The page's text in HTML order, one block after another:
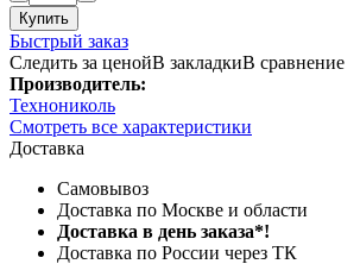
Купить
Быстрый заказ
Следить за ценойВ закладкиВ сравнение
Производитель:
Технониколь
Смотреть все характеристики
Доставка
Самовывоз
Доставка по Москве и области
Доставка в день заказа*!
Доставка по России через ТК